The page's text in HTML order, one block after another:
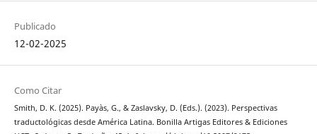
Publicado
12-02-2025
Como Citar
Smith, D. K. (2025). Payàs, G., & Zaslavsky, D. (Eds.). (2023). Perspectivas
traductológicas desde América Latina. Bonilla Artigas Editores & Ediciones